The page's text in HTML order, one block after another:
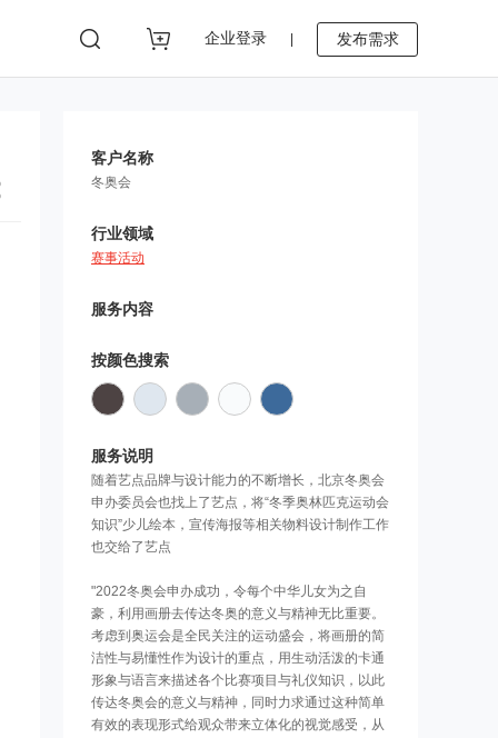
企业登录 发布需求
客户名称
冬奥会
行业领域
赛事活动
服务内容
按颜色搜索
服务说明
随着艺点品牌与设计能力的不断增长，北京冬奥会
申办委员会也找上了艺点，将“冬季奥林匹克运动会
知识”少儿绘本，宣传海报等相关物料设计制作工作
也交给了艺点
"2022冬奥会申办成功，令每个中华儿女为之自
豪，利用画册去传达冬奥的意义与精神无比重要。
考虑到奥运会是全民关注的运动盛会，将画册的简
洁性与易懂性作为设计的重点，用生动活泼的卡通
形象与语言来描述各个比赛项目与礼仪知识，以此
传达冬奥会的意义与精神，同时力求通过这种简单
有效的表现形式给观众带来立体化的视觉感受，从